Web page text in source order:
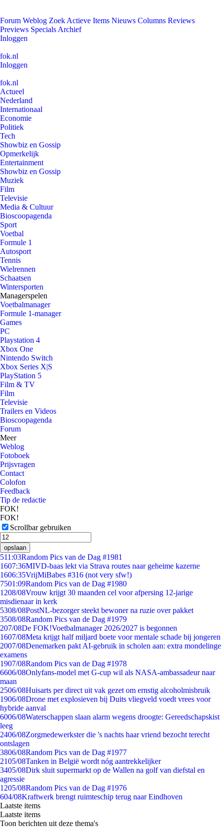
Forum Weblog Zoek Actieve Items Nieuws Columns Reviews
Previews Specials Archief
Inloggen
fok.nl
Inloggen
fok.nl
Actueel
Nederland
Internationaal
Economie
Politiek
Tech
Showbiz en Gossip
Opmerkelijk
Entertainment
Showbiz en Gossip
Muziek
Film
Televisie
Media & Cultuur
Bioscoopagenda
Sport
Voetbal
Formule 1
Autosport
Tennis
Wielrennen
Schaatsen
Wintersporten
Managerspelen
Voetbalmanager
Formule 1-manager
Games
PC
Playstation 4
Xbox One
Nintendo Switch
Xbox Series X|S
PlayStation 5
Film & TV
Film
Televisie
Trailers en Videos
Bioscoopagenda
Forum
Meer
Weblog
Fotoboek
Prijsvragen
Contact
Colofon
Feedback
Tip de redactie
FOK!
FOK!
Scrollbar gebruiken
opslaan
511:03Random Pics van de Dag #1981
1607:36MIVD-baas lekt via Strava routes naar geheime kazerne
1606:35VrijMiBabes #316 (not very sfw!)
7501:09Random Pics van de Dag #1980
1208/08Vrouw krijgt 30 maanden cel voor afpersing 12-jarige
misdienaar in kerk
5308/08PostNL-bezorger steekt bewoner na ruzie over pakket
3508/08Random Pics van de Dag #1979
207/08De FOK!Voetbalmanager 2026/2027 is begonnen
1607/08Meta krijgt half miljard boete voor mentale schade bij jongeren
2007/08Denemarken pakt AI-gebruik in scholen aan: extra mondelinge
examens
1907/08Random Pics van de Dag #1978
6606/08Onlyfans-model met G-cup wil als NASA-ambassadeur naar
maan
2506/08Huisarts per direct uit vak gezet om ernstig alcoholmisbruik
1906/08Drone met explosieven bij Duits vliegveld voedt vrees voor
hybride aanval
6006/08Waterschappen slaan alarm wegens droogte: Gereedschapskist
leeg
2406/08Zorgmedewerkster die 's nachts haar vriend bezocht terecht
ontslagen
3806/08Random Pics van de Dag #1977
2105/08Tanken in België wordt nóg aantrekkelijker
3405/08Dirk sluit supermarkt op de Wallen na golf van diefstal en
agressie
1205/08Random Pics van de Dag #1976
604/08Kraftwerk brengt ruimteschip terug naar Eindhoven
Laatste items
Laatste items
Toon berichten uit deze thema's